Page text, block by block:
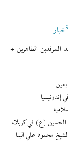
المرقدين الطاهرين +
إندونيسيا
الحسين (ع) في كربلاء
محمود علي البنا